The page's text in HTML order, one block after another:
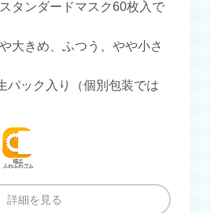
タンダードマスク60枚入で
大きめ、ふつう、やや小さ
パック入り（個別包装では
ィッター
生パック
詳細を見る